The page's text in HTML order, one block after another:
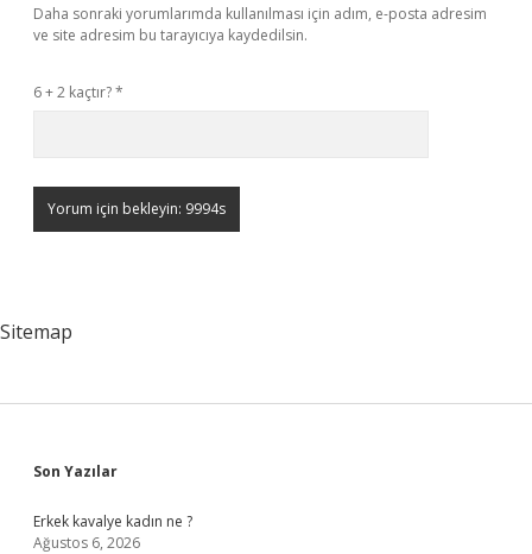
Daha sonraki yorumlarımda kullanılması için adım, e-posta adresim
ve site adresim bu tarayıcıya kaydedilsin.
6 + 2 kaçtır?*
Sitemap
Sidebar
Son Yazılar
Erkek kavalye kadın ne ?
Ağustos 6, 2026